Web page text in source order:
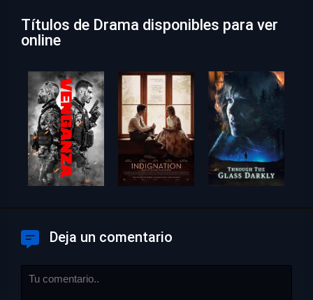
Títulos de Drama disponibles para ver
online
Deja un comentario